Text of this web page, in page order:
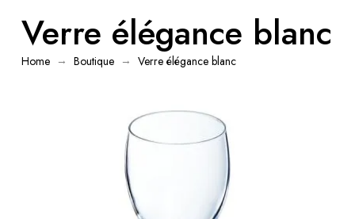
Verre élégance blanc
Home → Boutique → Verre élégance blanc